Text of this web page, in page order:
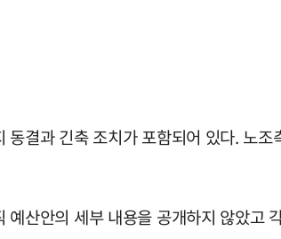
동결과 긴축 조치가 포함되어 있다. 노
예산안의 세부 내용을 공개하지 않았고